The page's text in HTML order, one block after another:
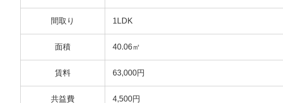
間取り 1LDK
面積 40.06㎡
賃料 63,000円
共益費 4,500円